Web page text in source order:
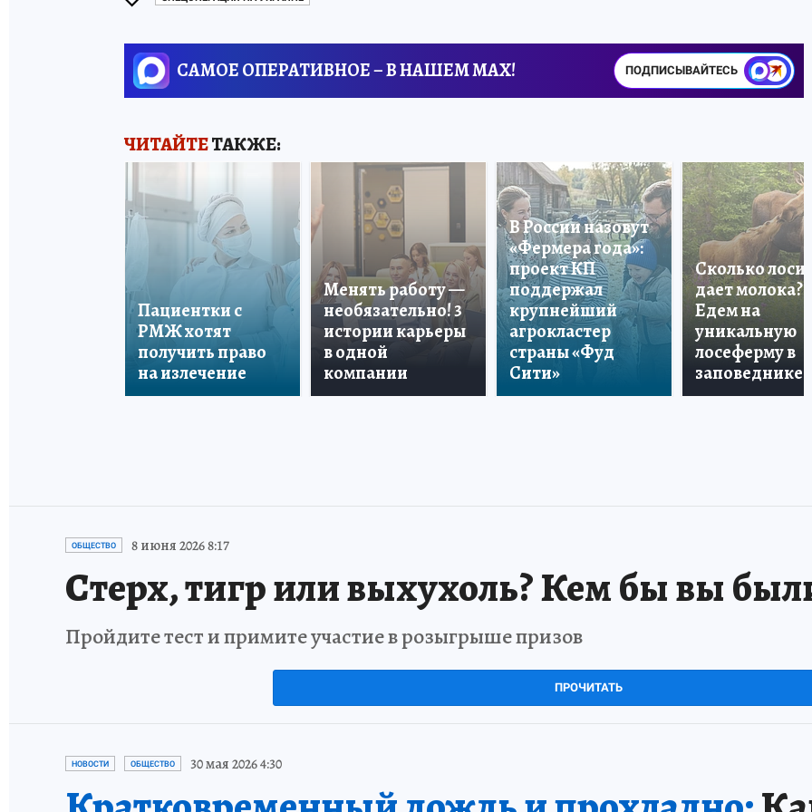
САМОЕ ОПЕРАТИВНОЕ – В НАШЕМ MAX! ПОДПИСЫВАЙТЕСЬ
ЧИТАЙТЕТАКЖЕ:
Пациентки с
РМЖ хотят
получить право
на излечение
Менять работу —
необязательно! 3
истории карьеры
в одной
компании
В России назовут
«Фермера года»:
проект КП
поддержал
крупнейший
агрокластер
страны «Фуд
Сити»
Сколько лосиха
дает молока?
Едем на
уникальную
лосеферму в
заповеднике!
ОБЩЕСТВО 8 июня 2026 8:17
Стерх, тигр или выхухоль? Кем бы вы
Пройдите тест и примите участие в розыгрыше призов
ПРОЧИТАТЬ
НОВОСТИ ОБЩЕСТВО 30 мая 2026 4:30